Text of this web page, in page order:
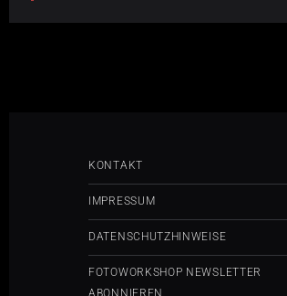
KONTAKT
IMPRESSUM
DATENSCHUTZHINWEISE
FOTOWORKSHOP NEWSLETTER
ABONNIEREN